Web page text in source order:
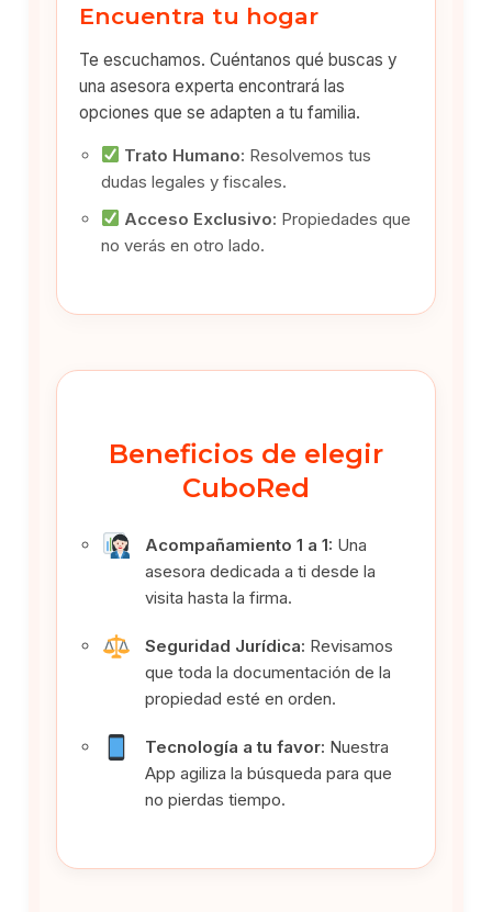
Encuentra tu hogar
Te escuchamos. Cuéntanos qué buscas y
una asesora experta encontrará las
opciones que se adapten a tu familia.
Trato Humano: Resolvemos tus
dudas legales y fiscales.
Acceso Exclusivo: Propiedades que
no verás en otro lado.
Beneficios de elegir
CuboRed
Acompañamiento 1 a 1: Una
asesora dedicada a ti desde la
visita hasta la firma.
Seguridad Jurídica: Revisamos
que toda la documentación de la
propiedad esté en orden.
Tecnología a tu favor: Nuestra
App agiliza la búsqueda para que
no pierdas tiempo.